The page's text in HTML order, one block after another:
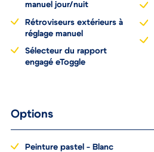
manuel jour/nuit
Rétroviseurs extérieurs à
réglage manuel
Sélecteur du rapport
engagé eToggle
Options
Peinture pastel - Blanc